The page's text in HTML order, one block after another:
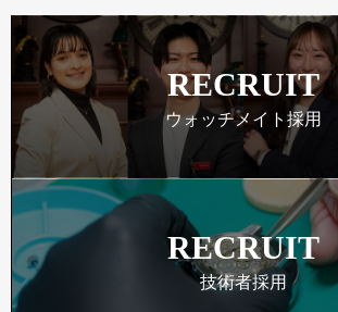
RECRUIT
ウォッチメイト採用
RECRUIT
技術者採用